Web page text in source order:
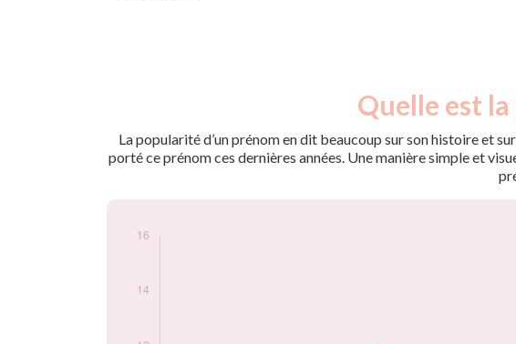
Quelle est
La popularité d’un prénom en dit beaucoup sur son histoire et
porté ce prénom ces dernières années. Une manière simple et
2009
5
2010
5
2014
6
2017